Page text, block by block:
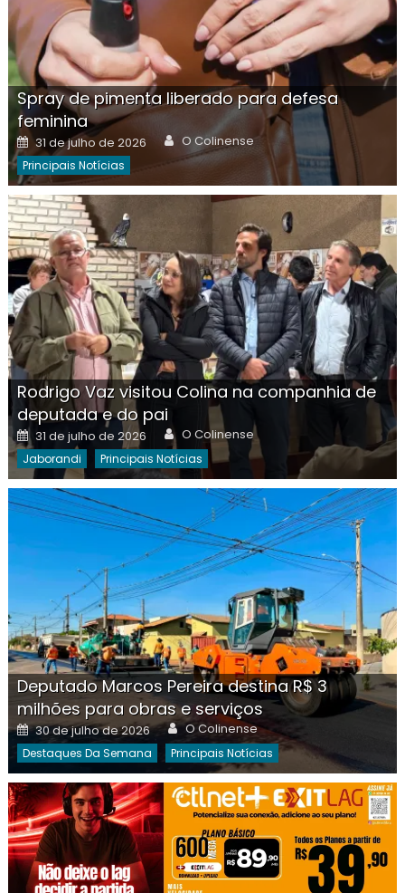
Spray de pimenta liberado para defesa
feminina
Posted
on
31 de julho de 2026 Author
O Colinense
Principais Notícias
Rodrigo Vaz visitou Colina na companhia de
deputada e do pai
Posted
on
31 de julho de 2026 Author
O Colinense
Jaborandi Principais Notícias
Deputado Marcos Pereira destina R$ 3
milhões para obras e serviços
Posted
on
30 de julho de 2026 Author
O Colinense
Destaques Da Semana Principais Notícias